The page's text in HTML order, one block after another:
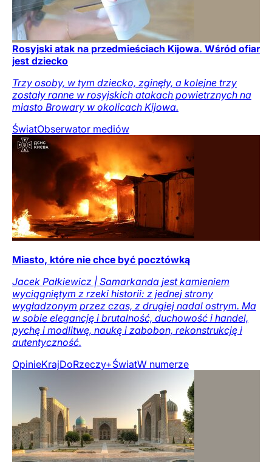
Rosyjski atak na przedmieściach Kijowa. Wśród ofiar
jest dziecko
Trzy osoby, w tym dziecko, zginęły, a kolejne trzy
zostały ranne w rosyjskich atakach powietrznych na
miasto Browary w okolicach Kijowa.
ŚwiatObserwator mediów
Miasto, które nie chce być pocztówką
Jacek Pałkiewicz | Samarkanda jest kamieniem
wyciągniętym z rzeki historii: z jednej strony
wygładzonym przez czas, z drugiej nadal ostrym. Ma
w sobie elegancję i brutalność, duchowość i handel,
pychę i modlitwę, naukę i zabobon, rekonstrukcję i
autentyczność.
OpinieKrajDoRzeczy+ŚwiatW numerze